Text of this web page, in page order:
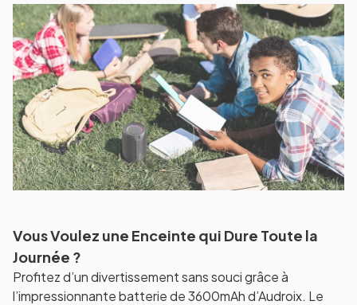
Vous Voulez une Enceinte qui Dure Toute la
Journée ?
Profitez d’un divertissement sans souci grâce à
l’impressionnante batterie de 3600mAh d’Audroix. Le